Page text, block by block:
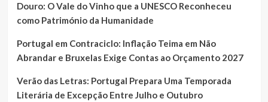
Douro: O Vale do Vinho que a UNESCO Reconheceu
como Património da Humanidade
Portugal em Contraciclo: Inflação Teima em Não
Abrandar e Bruxelas Exige Contas ao Orçamento 2027
Verão das Letras: Portugal Prepara Uma Temporada
Literária de Excepção Entre Julho e Outubro